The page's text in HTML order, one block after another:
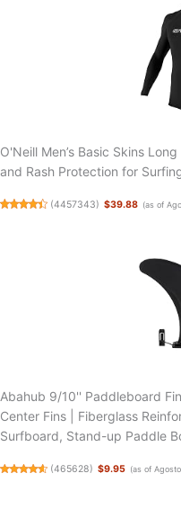
O'Neill Men’s Basic Skins
and Rash Protection for
(4457343) $39.88 (as of
Abahub 9/10'' Paddleboard
Center Fins | Fiberglass
Surfboard, Stand-up Paddle
(465628) $9.95 (as of